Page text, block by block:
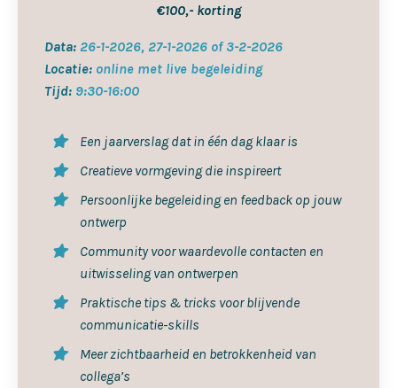
€100,- korting
Data: 26-1-2026, 27-1-2026 of 3-2-2026
Locatie: online met live begeleiding
Tijd: 9:30-16:00
Een jaarverslag dat in één dag klaar is
Creatieve vormgeving die inspireert
Persoonlijke begeleiding en feedback op jouw
ontwerp
Community voor waardevolle contacten en
uitwisseling van ontwerpen
Praktische tips & tricks voor blijvende
communicatie-skills
Meer zichtbaarheid en betrokkenheid van
collega’s